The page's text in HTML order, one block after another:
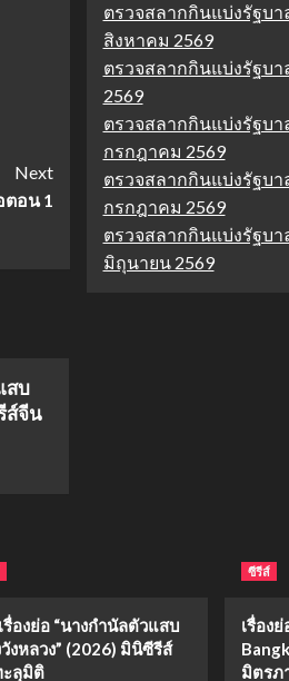
Next
ตอน 1
สบ
ส์จีน
ตรวจสลากกินแบ่งรัฐบา
สิงหาคม 2569
ตรวจสลากกินแบ่งรัฐบา
2569
ตรวจสลากกินแบ่งรัฐบา
กรกฎาคม 2569
ตรวจสลากกินแบ่งรัฐบา
กรกฎาคม 2569
ตรวจสลากกินแบ่งรัฐบา
มิถุนายน 2569
รื่องย่อ “นางกำนัลตัวแสบ
งหลวง” (2026) มินิซีรีส์
ลุมิติ
ซีรีส์
เรื่อง
มิตรภ